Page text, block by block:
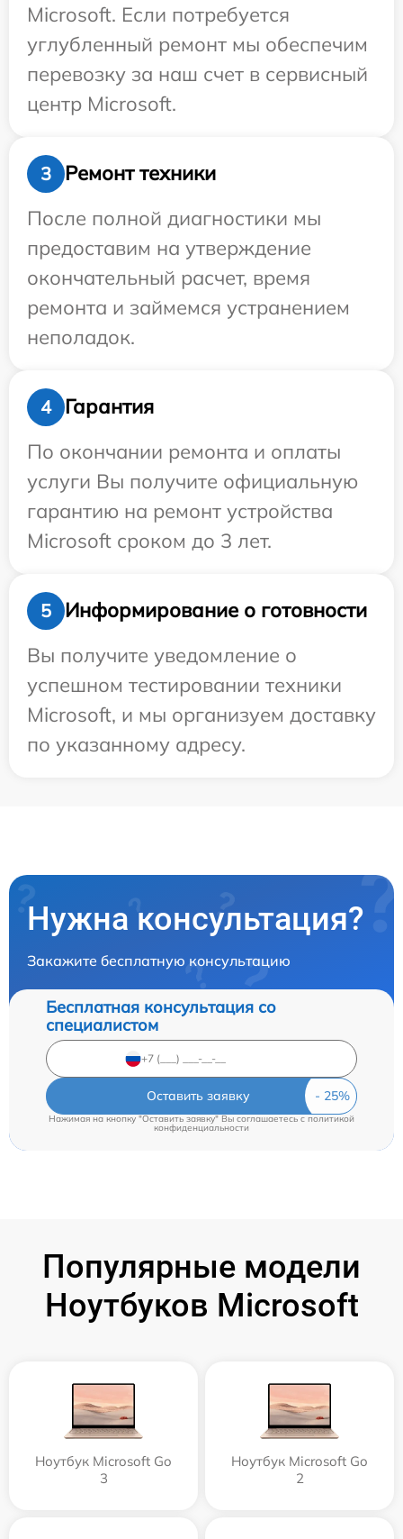
Microsoft. Если потребуется
углубленный ремонт мы обеспечим
перевозку за наш счет в сервисный
центр Microsoft.
3
Ремонт техники
После полной диагностики мы
предоставим на утверждение
окончательный расчет, время
ремонта и займемся устранением
неполадок.
4
Гарантия
По окончании ремонта и оплаты
услуги Вы получите официальную
гарантию на ремонт устройства
Microsoft сроком до 3 лет.
5
Информирование о готовности
Вы получите уведомление о
успешном тестировании техники
Microsoft, и мы организуем доставку
по указанному адресу.
Нужна консультация?
Закажите бесплатную консультацию
Бесплатная консультация со
специалистом
Оставить заявку
Нажимая на кнопку "Оставить заявку" Вы соглашаетесь cполитикой
конфиденциальности
Популярные модели
Ноутбуков Microsoft
Ноутбук Microsoft Go
3
Ноутбук Microsoft Go
2